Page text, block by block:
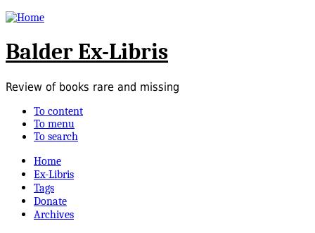
Balder Ex-Libris
Review of books rare and missing
To content
To menu
To search
Home
Ex-Libris
Tags
Donate
Archives